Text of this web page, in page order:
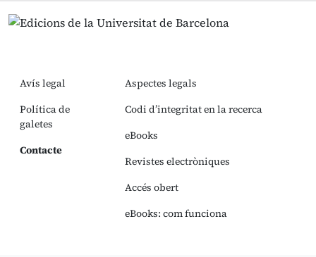
Avís legal
Política de
galetes
Contacte
Aspectes legals
Codi d’integritat en la recerca
eBooks
Revistes electròniques
Accés obert
eBooks: com funciona